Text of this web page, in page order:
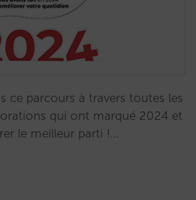
ce parcours à travers toutes les
qui ont marqué 2024 et
le meilleur parti !…